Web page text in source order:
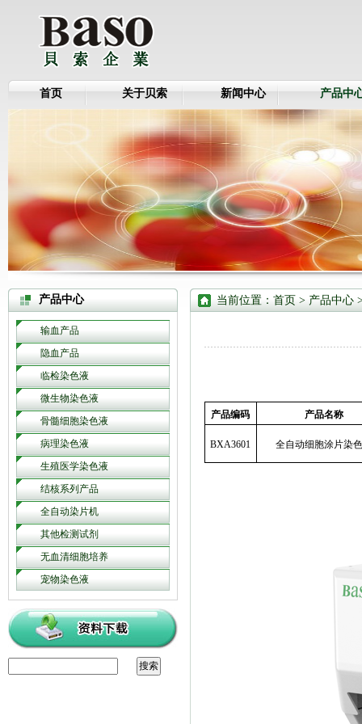
首页 关于贝索 新闻中心 产品中
产品中心
输血产品
隐血产品
临检染色液
微生物染色液
骨髓细胞染色液
病理染色液
生殖医学染色液
结核系列产品
全自动染片机
其他检测试剂
无血清细胞培养
宠物染色液
当前位置： 首页 > 产品中心
产品编码 产品名称
BXA3601 全自动细胞涂片染